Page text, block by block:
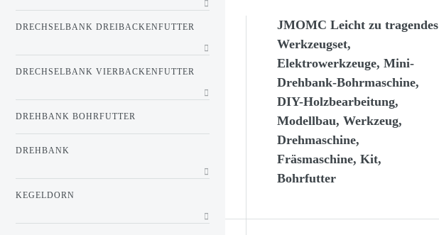
JMOMC Leicht zu tragendes
Werkzeugset,
Elektrowerkzeuge, Mini-
Drehbank-Bohrmaschine,
DIY-Holzbearbeitung,
Modellbau, Werkzeug,
Drehmaschine,
Fräsmaschine, Kit,
Bohrfutter
DRECHSELBANK DREIBACKENFUTTER
DRECHSELBANK VIERBACKENFUTTER
DREHBANK BOHRFUTTER
DREHBANK
KEGELDORN